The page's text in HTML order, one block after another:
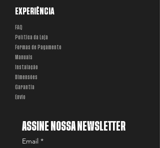
EXPERIÊNCIA
FAQ
Política da Loja
Formas de Pagamento
Manuais
Instalação
Dimensões
Garantia
Envio
ASSINE NOSSA NEWSLETTER
Email *